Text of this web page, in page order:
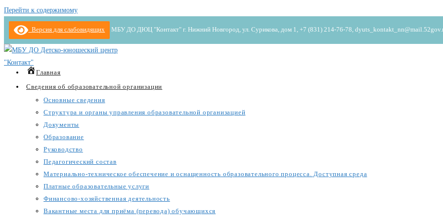
Перейти к содержимому
Версия для слабовидящих МБУ ДО ДЮЦ "Контакт" г. Нижний Новгород, ул. Сурикова, дом 1, +7 (831) 214-76-78,
Главная
Сведения об образовательной организации
Основные сведения
Структура и органы управления образовательной организацией
Документы
Образование
Руководство
Педагогический состав
Материально-техническое обеспечение и оснащенность образовательного процесса. Доступная среда
Платные образовательные услуги
Финансово-хозяйственная деятельность
Вакантные места для приёма (перевода) обучающихся